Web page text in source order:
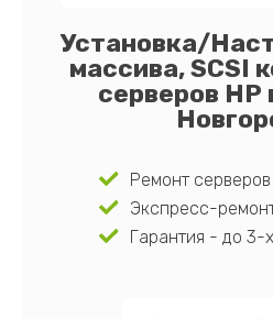
Установка/
массива, SCSI
серверов
Ремонт
Экспресс-
Гарантия - до 3-